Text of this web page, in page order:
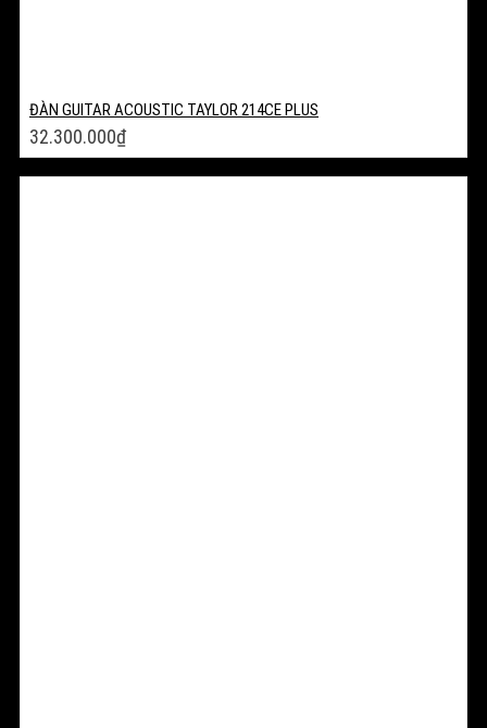
ĐÀN GUITAR ACOUSTIC TAYLOR 214CE PLUS
32.300.000₫